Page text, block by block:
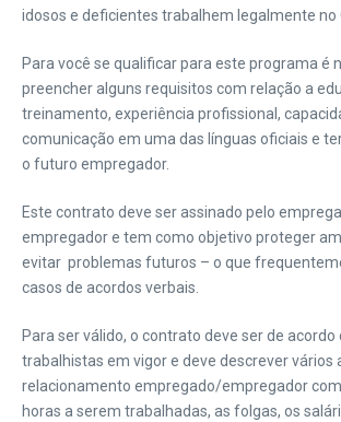
idosos e deficientes trabalhem legalmente no
Para você se qualificar para este programa é
preencher alguns requisitos com relação a
treinamento, experiência profissional,
comunicação em uma das línguas oficiais e
o futuro empregador.
Este contrato deve ser assinado pelo
empregador e tem como objetivo proteger
evitar problemas futuros – o que
casos de acordos verbais.
Para ser válido, o contrato deve ser de acordo
trabalhistas em vigor e deve descrever vários
relacionamento empregado/empregador
horas a serem trabalhadas, as folgas, os